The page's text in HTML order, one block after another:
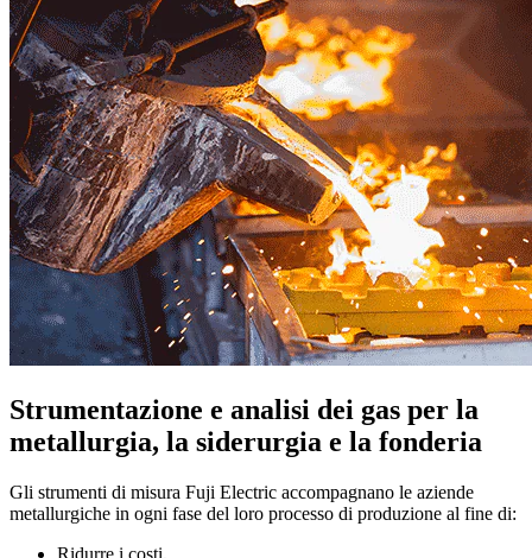
Strumentazione e analisi dei gas per la
metallurgia, la siderurgia e la fonderia
Gli strumenti di misura Fuji Electric accompagnano le aziende
metallurgiche in ogni fase del loro processo di produzione al fine di:
Ridurre i costi,